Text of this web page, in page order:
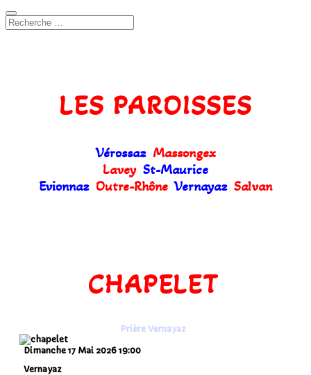
LES PAROISSES
Vérossaz Massongex
Lavey St-Maurice
Evionnaz Outre-Rhône Vernayaz Salvan
CHAPELET
Prière Vernayaz
Dimanche 17 Mai 2026 19:00
Vernayaz